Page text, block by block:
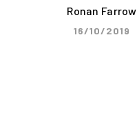
Ronan Farrow
16/10/2019